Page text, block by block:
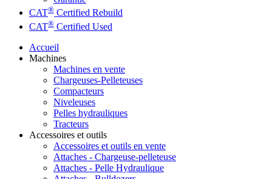
CAT® Certified Rebuild
CAT® Certified Used
Accueil
Machines
Machines en vente
Chargeuses-Pelleteuses
Compacteurs
Niveleuses
Pelles hydrauliques
Tracteurs
Accessoires et outils
Accessoires et outils en vente
Attaches - Chargeuse-pelleteuse
Attaches - Pelle Hydraulique